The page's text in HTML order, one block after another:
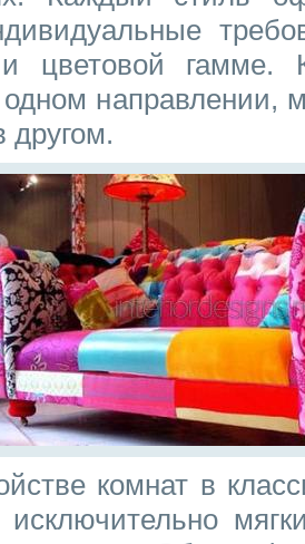
цветовой гамме.
направлении,
другом.
комнат в
исключительно